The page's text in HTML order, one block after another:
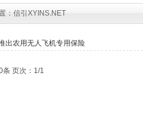
： 信引XYINS.NET
出农用无人飞机专用保险
条 页次：1/1